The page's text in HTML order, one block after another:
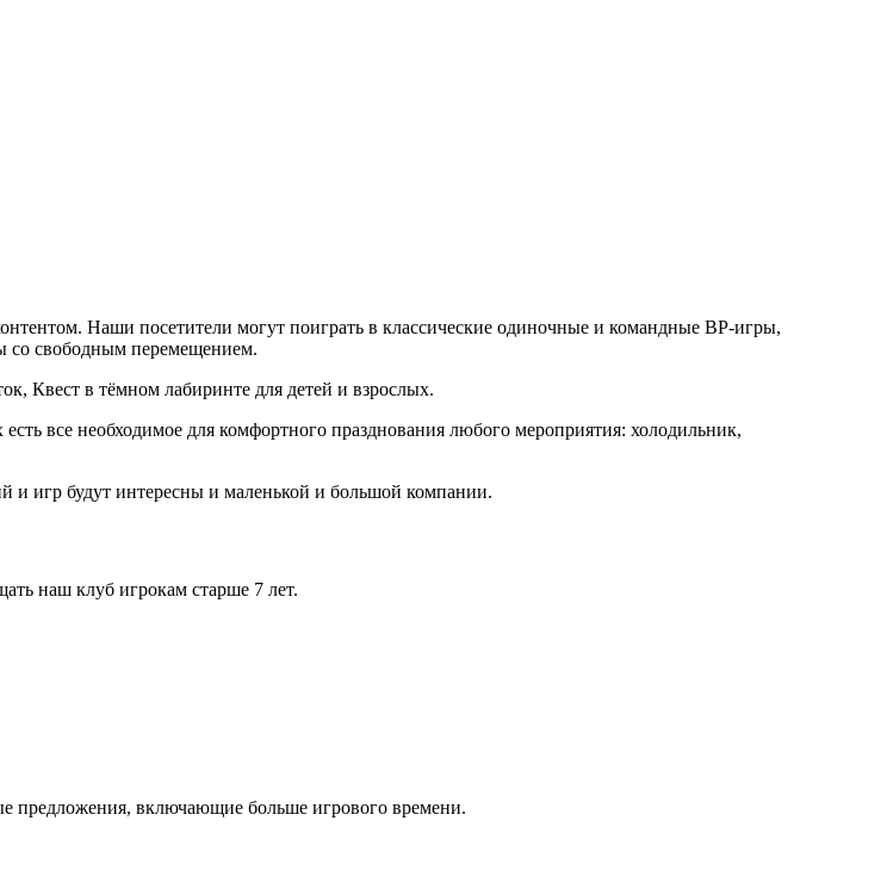
Наши посетители могут поиграть в классические одиночные и командные ВР-игры,
со свободным перемещением.
Квест в тёмном лабиринте для детей и взрослых.
все необходимое для комфортного празднования любого мероприятия: холодильник,
и игр будут интересны и маленькой и большой компании.
наш клуб игрокам старше 7 лет.
предложения, включающие больше игрового времени.